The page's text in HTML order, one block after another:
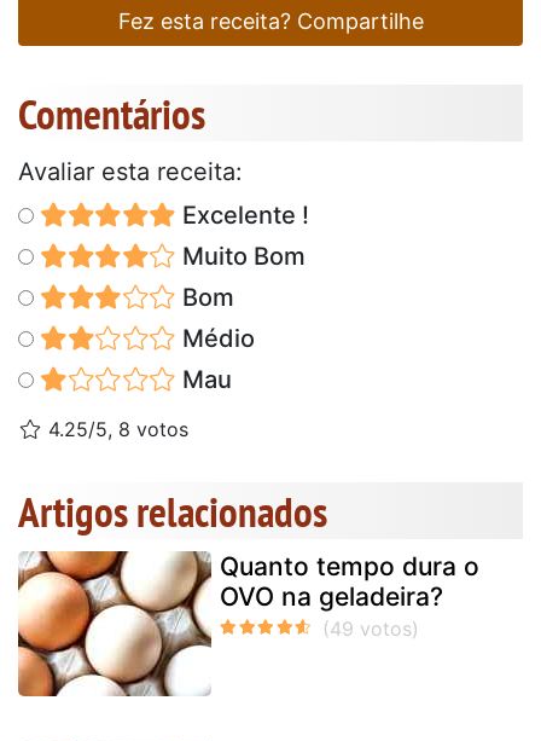
Fez esta receita? Compartilhe
Comentários
Avaliar esta receita:
Excelente !
Muito Bom
Bom
Médio
Mau
4.25/5, 8 votos
Artigos relacionados
Quanto tempo dura o
OVO na geladeira?